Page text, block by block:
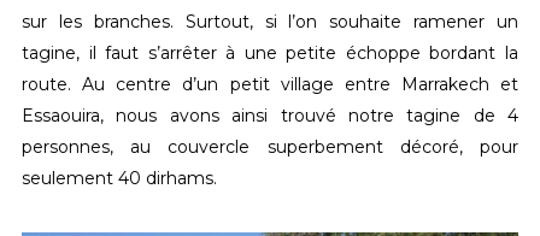
sur les branches. Surtout, si l’on souhaite ramener un
tagine, il faut s’arrêter à une petite échoppe bordant la
route. Au centre d’un petit village entre Marrakech et
Essaouira, nous avons ainsi trouvé notre tagine de 4
personnes, au couvercle superbement décoré, pour
seulement 40 dirhams.